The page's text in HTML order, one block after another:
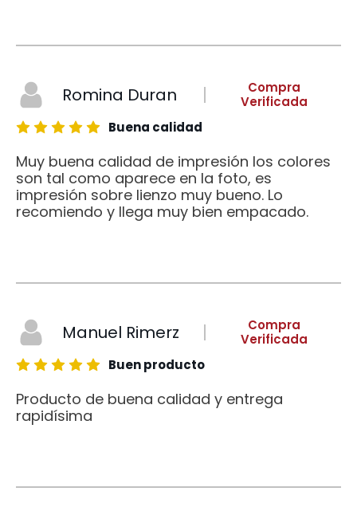
Romina Duran
Compra
Verificada
Buena calidad
Muy buena calidad de impresión los colores
son tal como aparece en la foto, es
impresión sobre lienzo muy bueno. Lo
recomiendo y llega muy bien empacado.
Manuel Rimerz
Compra
Verificada
Buen producto
Producto de buena calidad y entrega
rapidísima